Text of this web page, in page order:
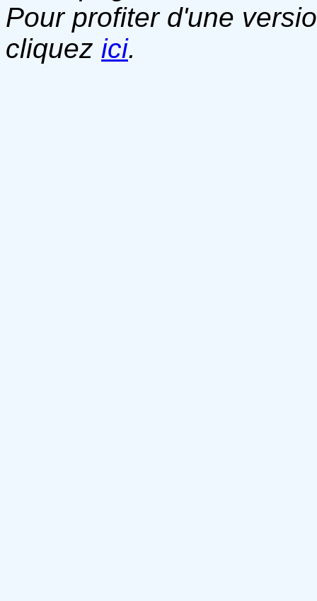
Pour profiter d'une
cliquez ici.